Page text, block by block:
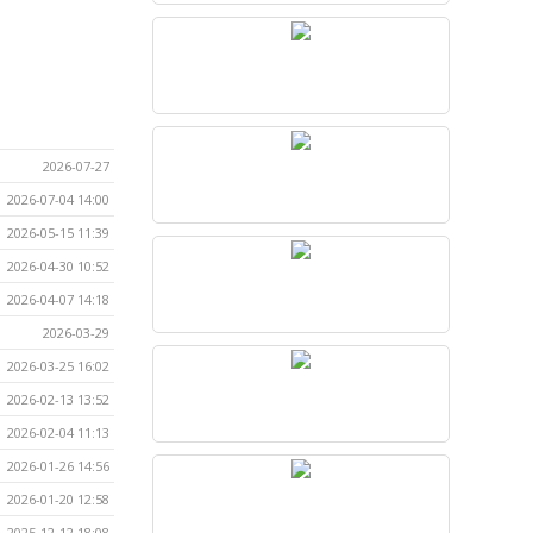
2026-07-27
2026-07-04 14:00
2026-05-15 11:39
2026-04-30 10:52
2026-04-07 14:18
2026-03-29
2026-03-25 16:02
2026-02-13 13:52
2026-02-04 11:13
2026-01-26 14:56
2026-01-20 12:58